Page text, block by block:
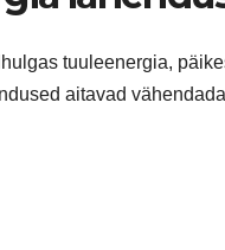
tuuleenergia,
aitavad